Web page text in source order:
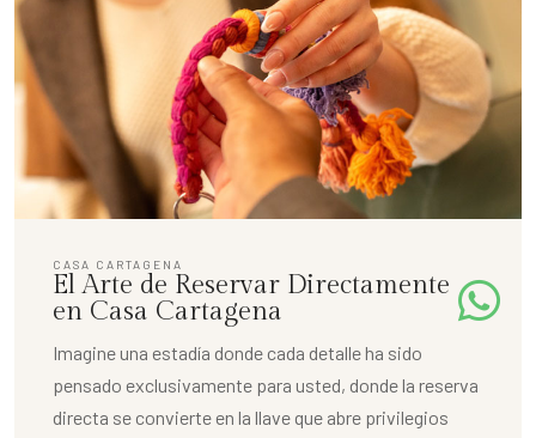
CASA CARTAGENA
El Arte de Reservar Directamente
en Casa Cartagena
Imagine una estadía donde cada detalle ha sido
pensado exclusivamente para usted, donde la reserva
directa se convierte en la llave que abre privilegios